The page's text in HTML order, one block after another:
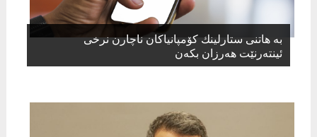
بە هاتنی ستارلینك كۆمپانیاكان ناچارن نرخی
ئینتەرنێت هەرزان بكەن